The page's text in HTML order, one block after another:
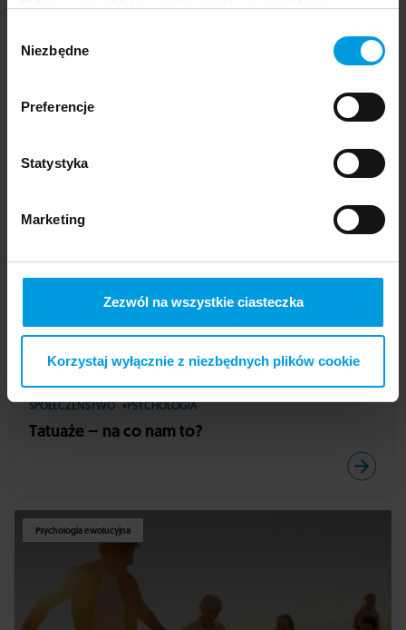
oferowanych na naszej stronie, w tym m.in. z
zgody
Niezbędne
Preferencje
Statystyka
Marketing
Zezwól na wszystkie ciasteczka
Korzystaj wyłącznie z niezbędnych plików cookie
SPOŁECZEŃSTWO PSYCHOLOGIA
Tatuaże – na co nam to?
Psychologia ewolucyjna